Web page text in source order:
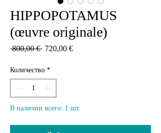
HIPPOPOTAMUS
(œuvre originale)
800,00 € Обычная
720,00 €Спеццена
Количество *
В наличии всего: 1 шт.